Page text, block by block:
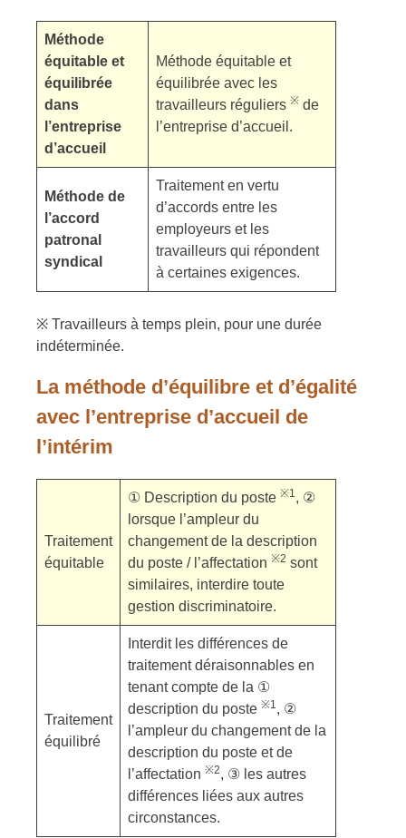
Méthode
équitable et
équilibrée
dans
l’entreprise
d’accueil
Méthode équitable et
équilibrée avec les
travailleurs réguliers ※ de
l’entreprise d’accueil.
Méthode de
l’accord
patronal
syndical
Traitement en vertu
d’accords entre les
employeurs et les
travailleurs qui répondent
à certaines exigences.
※ Travailleurs à temps plein, pour une durée
indéterminée.
La méthode d’équilibre et d’égalité
avec l’entreprise d’accueil de
l’intérim
Traitement
équitable
① Description du poste ※1, ②
lorsque l’ampleur du
changement de la description
du poste / l’affectation ※2 sont
similaires, interdire toute
gestion discriminatoire.
Traitement
équilibré
Interdit les différences de
traitement déraisonnables en
tenant compte de la ①
description du poste ※1, ②
l’ampleur du changement de la
description du poste et de
l’affectation ※2, ③ les autres
différences liées aux autres
circonstances.